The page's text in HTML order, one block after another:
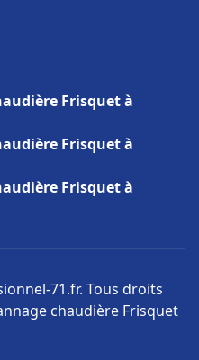
Frisquet à
Frisquet à
Frisquet à
71.fr. Tous droits
chaudière Frisquet